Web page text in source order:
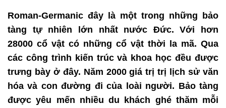
Roman-Germanic đây là một trong những bảo
tàng tự nhiên lớn nhất nước Đức. Với hơn
28000 cổ vật có những cổ vật thời la mã. Qua
các công trình kiến trúc và khoa học đều được
trưng bày ở đây. Năm 2000 giá trị trị lịch sử văn
hóa và con đường đi của loài người. Bảo tàng
được yêu mến nhiều du khách ghé thăm mỗi